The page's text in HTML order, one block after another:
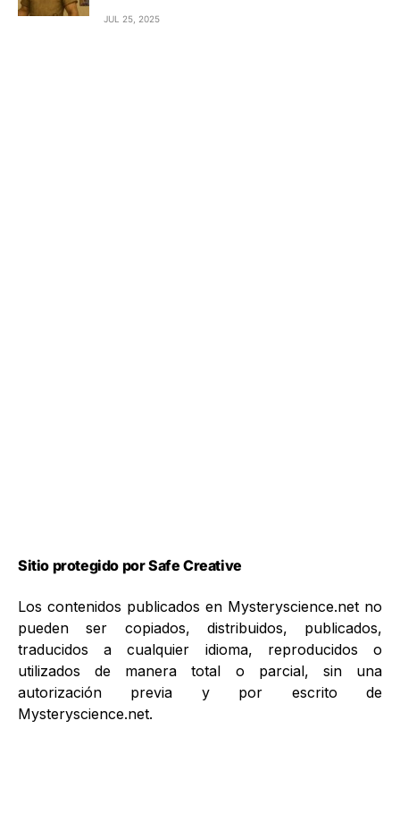
JUL 25, 2025
Sitio protegido por Safe Creative
Los contenidos publicados en Mysteryscience.net no
pueden ser copiados, distribuidos, publicados,
traducidos a cualquier idioma, reproducidos o
utilizados de manera total o parcial, sin una
autorización previa y por escrito de
Mysteryscience.net.